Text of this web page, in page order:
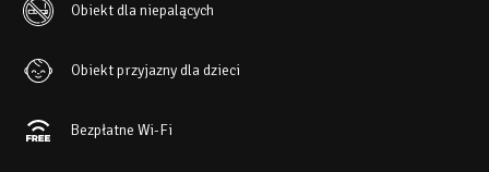
Obiekt dla niepalących
Obiekt przyjazny dla dzieci
Bezpłatne Wi-Fi